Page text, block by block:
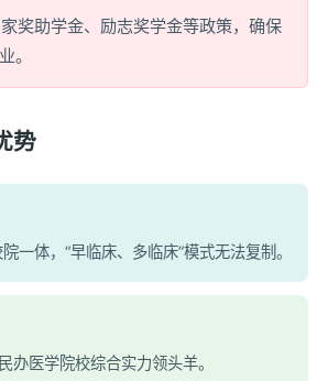
奖助学金、励志奖学金等政策，确保
。
势
一体，“早临床、多临床”模式无法复制。
办医学院校综合实力领头羊。